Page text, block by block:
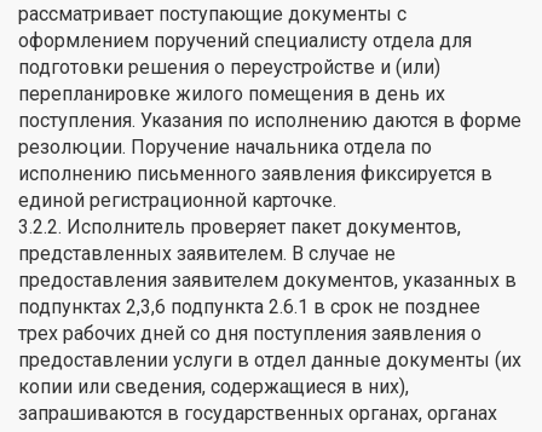
рассматривает поступающие документы с
оформлением поручений специалисту отдела для
подготовки решения о переустройстве и (или)
перепланировке жилого помещения в день их
поступления. Указания по исполнению даются в форме
резолюции. Поручение начальника отдела по
исполнению письменного заявления фиксируется в
единой регистрационной карточке.
3.2.2. Исполнитель проверяет пакет документов,
представленных заявителем. В случае не
предоставления заявителем документов, указанных в
подпунктах 2,3,6 подпункта 2.6.1 в срок не позднее
трех рабочих дней со дня поступления заявления о
предоставлении услуги в отдел данные документы (их
копии или сведения, содержащиеся в них),
запрашиваются в государственных органах, органах